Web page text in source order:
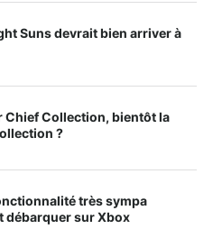
Suns devrait bien arriver à
Chief Collection, bientôt la
?
très sympa
débarquer sur Xbox